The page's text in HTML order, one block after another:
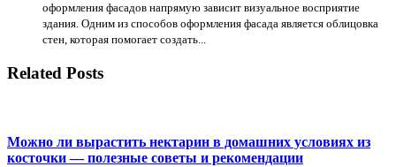
оформления фасадов напрямую зависит визуальное восприятие
здания. Одним из способов оформления фасада является облицовка
стен, которая помогает создать...
Related Posts
Можно ли вырастить нектарин в домашних условиях из
косточки — полезные советы и рекомендации